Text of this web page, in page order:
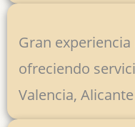
Gran
ofreciendo
Valencia,